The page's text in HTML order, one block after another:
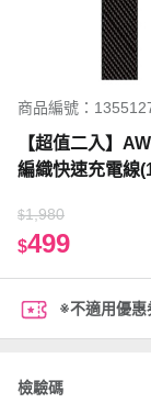
商品編號：
【超值二入】
編織快速充電線
$1,980
$499
※不適用優惠
檢驗碼